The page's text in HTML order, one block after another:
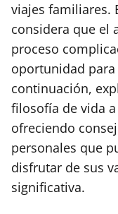
viajes familiares.
considera que el
proceso
oportunidad
continuación,
filosofía de vida
ofreciendo
personales que
disfrutar de sus
significativa.